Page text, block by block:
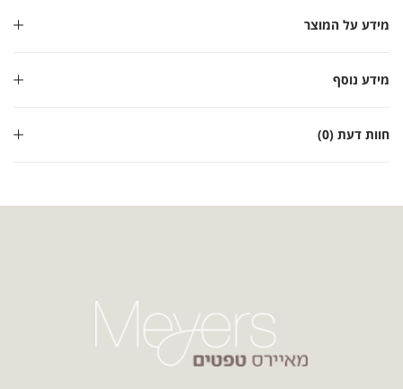
מידע על המוצר
מידע נוסף
חוות דעת (0)